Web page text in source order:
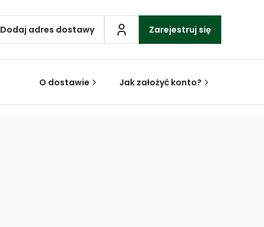
Dodaj adres dostawy Zarejestruj się
O dostawie Jak założyć konto?